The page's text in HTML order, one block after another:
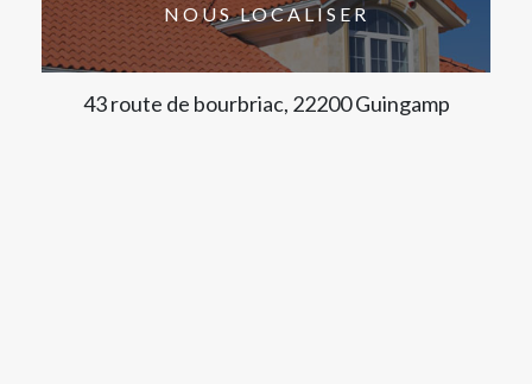
NOUS LOCALISER
43 route de bourbriac, 22200 Guingamp